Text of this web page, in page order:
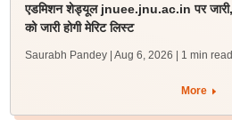
एडमिशन शेड्यूल jnuee.jnu.ac.in पर
को जारी होगी मेरिट लिस्ट
Saurabh Pandey | Aug 6, 2026 | 1 min read
More